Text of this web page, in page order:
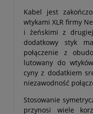
Kabel jest
wtykami XLR firmy
i żeńskimi z
dodatkowy styk
połączenie z
lutowany do
cyny z dodatkiem
niezawodność
Stosowanie
przynosi wiele